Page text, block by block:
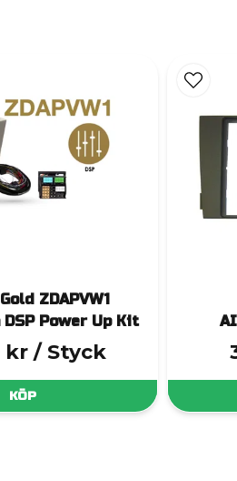
ZDAPVW1
Power Up Kit
kr / Styck
KÖP